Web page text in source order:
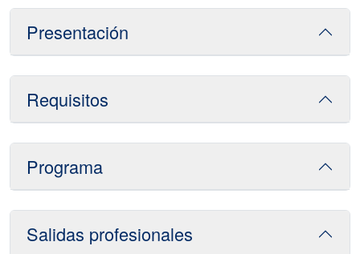
Presentación
Requisitos
Programa
Salidas profesionales